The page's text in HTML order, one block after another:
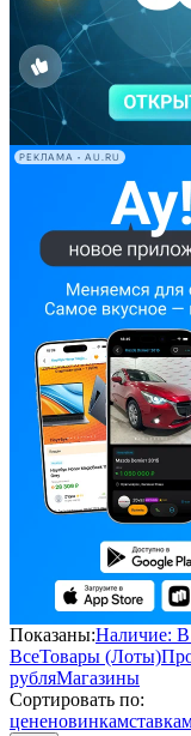
РЕКЛАМА • AU.RU
Показаны:Наличие:
ВсеТовары (Лоты)
рубляМагазины
Сортировать по:
цененовинкам